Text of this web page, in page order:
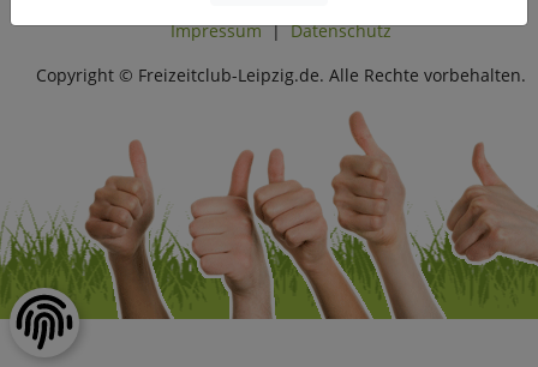
Impressum|Datenschutz
Copyright © Freizeitclub-Leipzig.de. Alle Rechte vorbehalten.